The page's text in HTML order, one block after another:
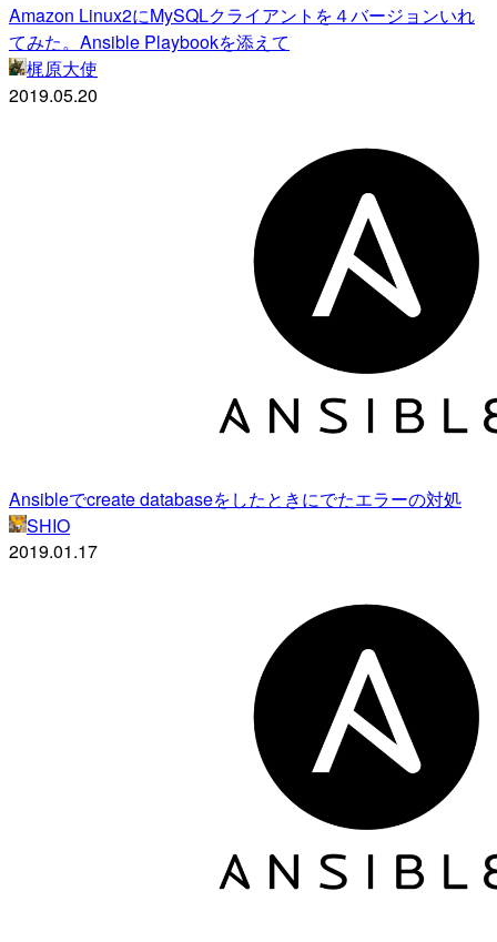
Amazon Linux2にMySQLクライアントを４バージョンいれ
てみた。Ansible Playbookを添えて
梶原大使
2019.05.20
Ansibleでcreate databaseをしたときにでたエラーの対処
SHIO
2019.01.17